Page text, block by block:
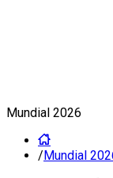
Mundial 2026
/Mundial